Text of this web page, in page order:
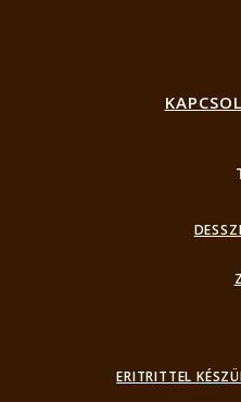
ERITRITTEL